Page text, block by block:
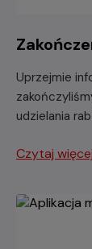
Uprzejmie
udzielania
Czytaj więcej